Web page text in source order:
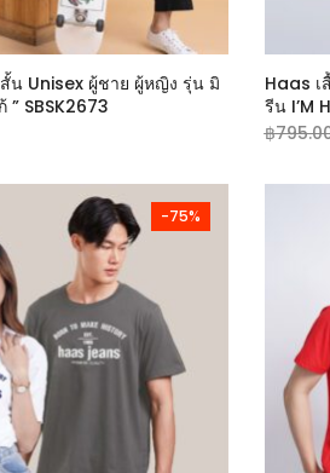
น Unisex ผู้ชาย ผู้หญิง รุ่น มิ
” SBSK2673
Haas
รีน I’M
฿
-75%